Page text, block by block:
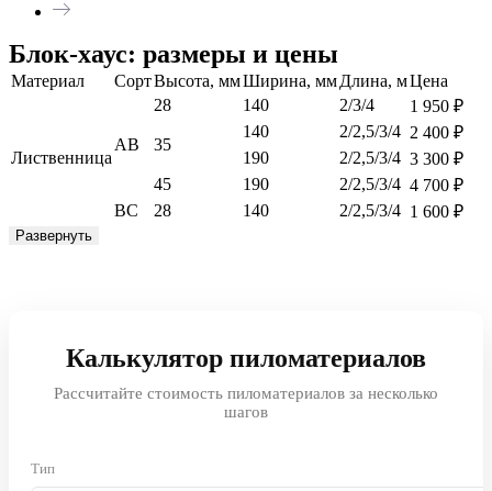
Блок-хаус: размеры и цены
Материал СортВысота, ммШирина, ммДлина, мЦена
Лиственница
АВ
28 140 2/3/4 1 950 ₽
35
140 2/2,5/3/4 2 400 ₽
190
2/2,5/3/4 3 300 ₽
45
190 2/2,5/3/4 4 700 ₽
ВС
28 140 2/2,5/3/4 1 600 ₽
Развернуть
Калькулятор пиломатериалов
Рассчитайте стоимость пиломатериалов за несколько
шагов
Тип